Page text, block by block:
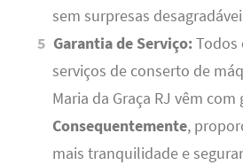
sem surpresas
Garantia de Serviço:Todos
serviços de conserto de
Maria da Graça RJ vêm com
Consequentemente,
mais tranquilidade e